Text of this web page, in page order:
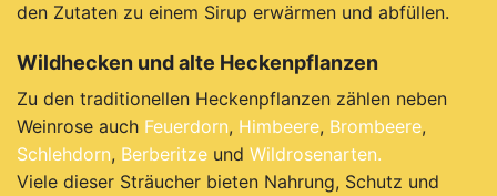
den Zutaten zu einem Sirup erwärmen und abfüllen.
Wildhecken und alte Heckenpflanzen
Zu den traditionellen Heckenpflanzen zählen neben
Weinrose auch Feuerdorn, Himbeere, Brombeere,
Schlehdorn, Berberitze und Wildrosenarten.
Viele dieser Sträucher bieten Nahrung, Schutz und